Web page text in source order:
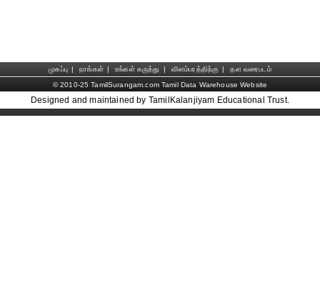
முகப்பு | நாங்கள் | உங்கள் கருத்து | விளம்பரத்திற்கு |
தள வரைபடம்
© 2010-25 TamilSurangam.com Tamil Data Warehouse Website
Designed and maintained by TamilKalanjiyam Educational Trust.